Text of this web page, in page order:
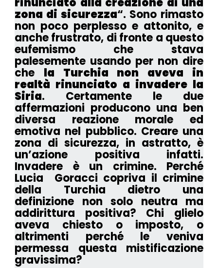
zona di sicurezza“. Sono rimasto
non poco perplesso e attonito, e
anche frustrato, di fronte a questo
eufemismo che stava
palesemente usando per non dire
che la Turchia non aveva in
realtà rinunciato a invadere la
Siria. Certamente le due
affermazioni producono una ben
diversa reazione morale ed
emotiva nel pubblico. Creare una
zona di sicurezza, in astratto, è
un’azione positiva infatti.
Invadere è un crimine. Perché
Lucia Goracci copriva il crimine
della Turchia dietro una
definizione non solo neutra ma
addirittura positiva? Chi glielo
aveva chiesto o imposto, o
altrimenti perché le veniva
permessa questa mistificazione
gravissima?